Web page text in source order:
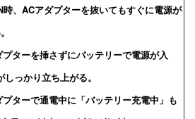
時、ACアダプターを抜いてもすぐに電源が
ターを挿さずにバッテリーで電源が入
しっかり立ち上がる。
ターで通電中に「バッテリー充電中」も